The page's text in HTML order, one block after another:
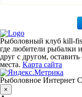
Рыболовный клуб kill-
где любители рыбалки
друг с другом,
места. Карта сайта
Рыболовное Интернет
×